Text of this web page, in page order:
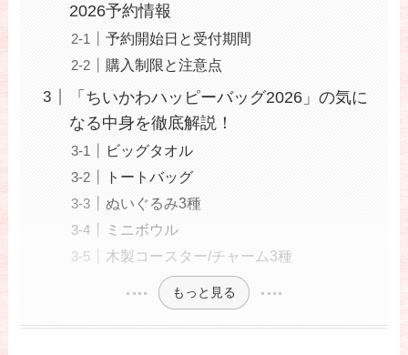
2026予約情報
予約開始日と受付期間
購入制限と注意点
「ちいかわハッピーバッグ2026」の気に
なる中身を徹底解説！
ビッグタオル
トートバッグ
ぬいぐるみ3種
ミニボウル
木製コースター/チャーム3種
もっと見る